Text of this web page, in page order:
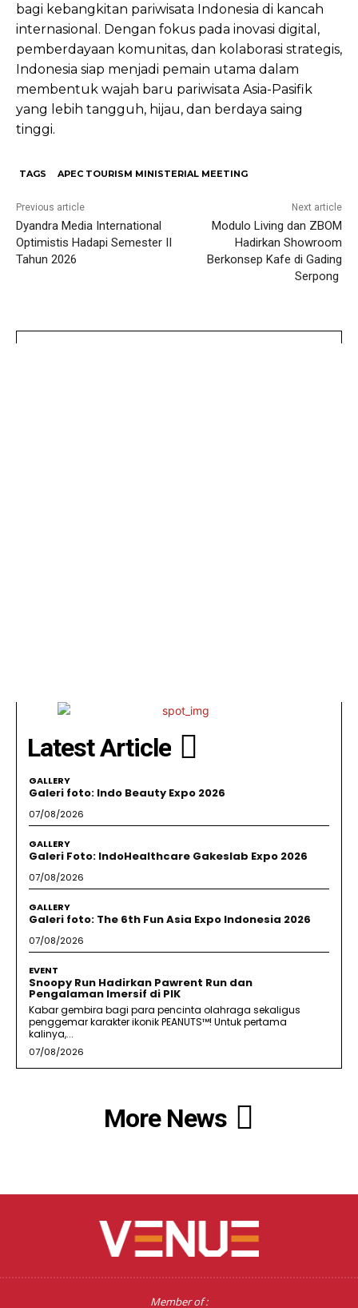
bagi kebangkitan pariwisata Indonesia di kancah
internasional. Dengan fokus pada inovasi digital,
pemberdayaan komunitas, dan kolaborasi strategis,
Indonesia siap menjadi pemain utama dalam
membentuk wajah baru pariwisata Asia-Pasifik
yang lebih tangguh, hijau, dan berdaya saing
tinggi.
TAGS APEC TOURISM MINISTERIAL MEETING
Previous article
Dyandra Media International
Optimistis Hadapi Semester II
Tahun 2026
Next article
Modulo Living dan ZBOM
Hadirkan Showroom
Berkonsep Kafe di Gading
Serpong
Latest Article
GALLERY
Galeri foto: Indo Beauty Expo 2026
07/08/2026
GALLERY
Galeri Foto: IndoHealthcare Gakeslab Expo 2026
07/08/2026
GALLERY
Galeri foto: The 6th Fun Asia Expo Indonesia 2026
07/08/2026
EVENT
Snoopy Run Hadirkan Pawrent Run dan
Pengalaman Imersif di PIK
Kabar gembira bagi para pencinta olahraga sekaligus
penggemar karakter ikonik PEANUTS™! Untuk pertama
kalinya,...
07/08/2026
More News
Member of :